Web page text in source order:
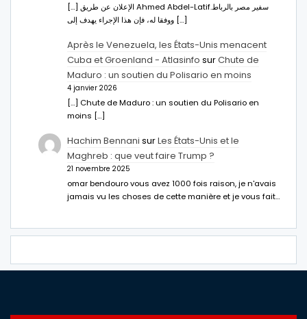
[…] الإعلان عن طريق Ahmed Abdel-Latifسفير مصر بالرباط.
ووفقا له، فإن هذا الإجراء يهدف إلى […]
Après le Venezuela, les États-Unis menacent
Cuba et Groenland - Atlasinfo surChute de
Maduro : un soutien du Polisario en moins
4 janvier 2026
[…] Chute de Maduro : un soutien du Polisario en
moins […]
Hachim Bennani surLes États-Unis et le
Maghreb : que veut faire Trump ?
21 novembre 2025
omar bendouro vous avez 1000 fois raison, je n'avais
jamais vu les choses de cette manière et je vous fait…